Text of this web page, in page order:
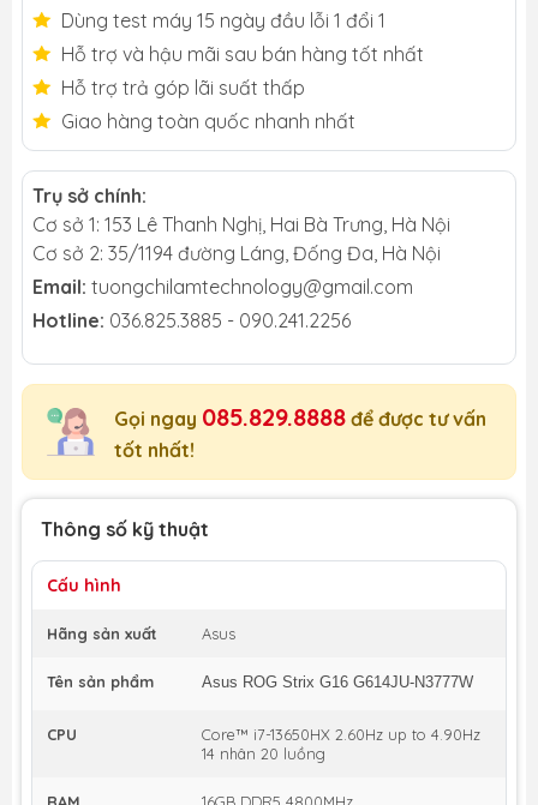
Dùng test máy 15 ngày đầu lỗi 1 đổi 1
Hỗ trợ và hậu mãi sau bán hàng tốt nhất
Hỗ trợ trả góp lãi suất thấp
Giao hàng toàn quốc nhanh nhất
Trụ sở chính:
Cơ sở 1: 153 Lê Thanh Nghị, Hai Bà Trưng, Hà Nội
Cơ sở 2: 35/1194 đường Láng, Đống Đa, Hà Nội
Email: tuongchilamtechnology@gmail.com
Hotline: 036.825.3885 - 090.241.2256
Gọi ngay 085.829.8888 để được tư vấn
tốt nhất!
Thông số kỹ thuật
Cấu hình
Hãng sản xuất Asus
Tên sản phẩm Asus ROG Strix G16 G614JU-N3777W
CPU
Core™ i7-13650HX 2.60Hz up to 4.90Hz
14 nhân 20 luồng
RAM 16GB DDR5 4800MHz